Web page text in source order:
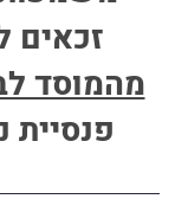
זכאים
מהמוסד
פנסיית